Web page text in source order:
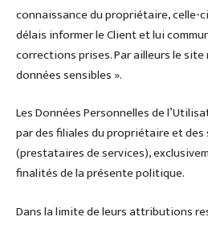
connaissance du propriétaire, celle-
délais informer le Client et lui
corrections prises. Par ailleurs le
données sensibles ».
Les Données Personnelles de
par des filiales du propriétaire et
(prestataires de services),
finalités de la présente politique.
Dans la limite de leurs attributions